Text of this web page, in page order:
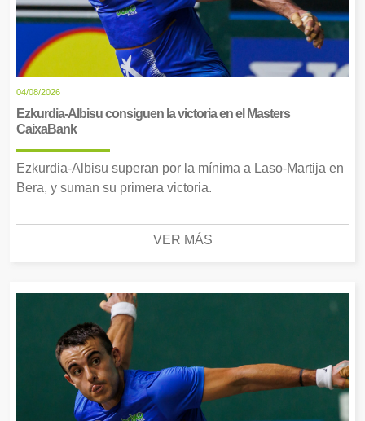
04/08/2026
Ezkurdia-Albisu consiguen la victoria en el Masters
CaixaBank
Ezkurdia-Albisu superan por la mínima a Laso-Martija en
Bera, y suman su primera victoria.
VER MÁS